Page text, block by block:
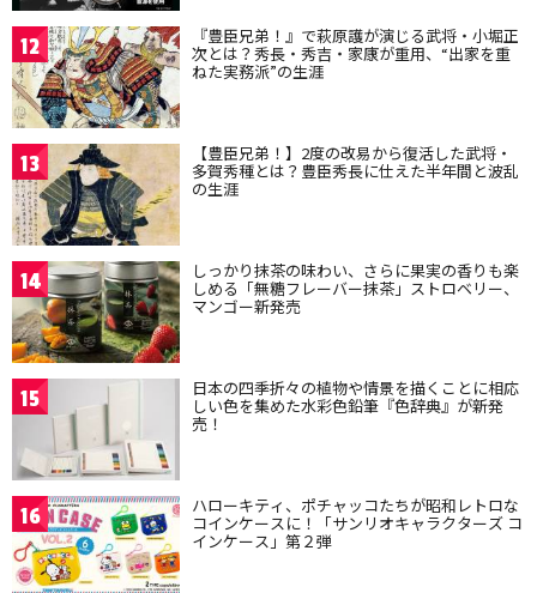
12 『豊臣兄弟！』で萩原護が演じる武将・小堀正
次とは？秀長・秀吉・家康が重用、“出家を重
ねた実務派”の生涯
13 【豊臣兄弟！】2度の改易から復活した武将・
多賀秀種とは？豊臣秀長に仕えた半年間と波乱
の生涯
14 しっかり抹茶の味わい、さらに果実の香りも楽
しめる「無糖フレーバー抹茶」ストロベリー、
マンゴー新発売
15 日本の四季折々の植物や情景を描くことに相応
しい色を集めた水彩色鉛筆『色辞典』が新発
売！
16 ハローキティ、ポチャッコたちが昭和レトロな
コインケースに！「サンリオキャラクターズ コ
インケース」第２弾